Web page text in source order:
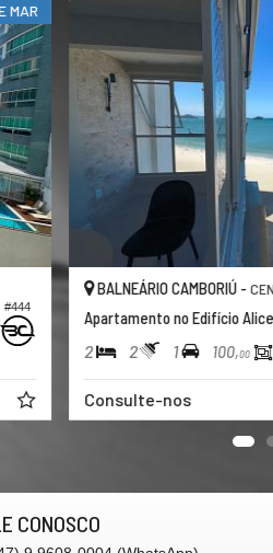
MAR
#444
BALNEÁRIO CAMBORIÚ -
Apartamento no Edifício Alice
2 2 1 100,00
Consulte-nos
CONOSCO